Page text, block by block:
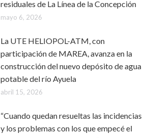
residuales de La Línea de la Concepción
mayo 6, 2026
La UTE HELIOPOL-ATM, con
participación de MAREA, avanza en la
construcción del nuevo depósito de agua
potable del río Ayuela
abril 15, 2026
“Cuando quedan resueltas las incidencias
y los problemas con los que empecé el